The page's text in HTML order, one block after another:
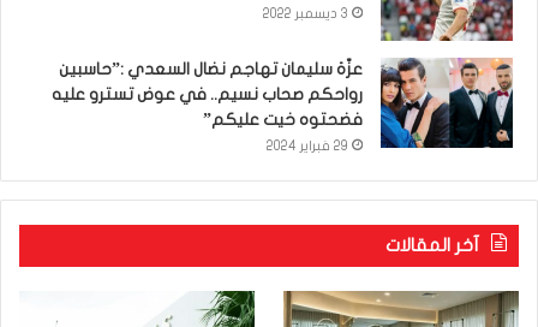
3 ديسمبر 2022
عزّة سليمان تهاجم نضال السعدي :”حاسبين
رواحكم صحاب نسيم.. في عوض تسترو عليه
فضحتوه خيت عليكم”
29 فبراير 2024
آخر المقالات